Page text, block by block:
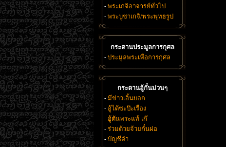
- พระเกจิอาจารย์ทั่วไป
- พระบูชาเกจิ/พระพุทธรูป
กระดานประมูลการกุศล
- ประมูลพระเพื่อการกุศล
กระดานอู้กั๋นม่วนๆ
- มีข่าวเอิ้นบอก
- อู้ได้ซะป๊ะเรื่อง
- ฮู้ตันพระแท้-เก๊
- ร่วมด้วยจ้วยกั๋นผ่อ
- บัญชีดำ